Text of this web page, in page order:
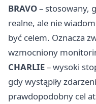
BRAVO– stosowany,
realne, ale nie
być celem. Oznacza
wzmocniony
CHARLIE– wysoki
gdy wystąpiły
prawdopodobny cel